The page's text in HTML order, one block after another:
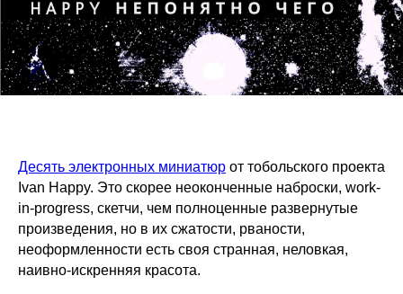
Десять электронных миниатюр от тобольского проекта
Ivan Happy. Это скорее неоконченные наброски, work-
in-progress, скетчи, чем полноценные развернутые
произведения, но в их сжатости, рваности,
неоформленности есть своя странная, неловкая,
наивно-искренняя красота.